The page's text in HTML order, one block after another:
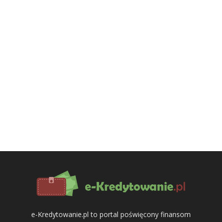
e-Kredytowanie.pl to portal poświęcony finansom